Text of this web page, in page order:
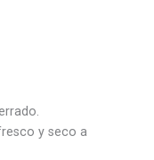
y seco a